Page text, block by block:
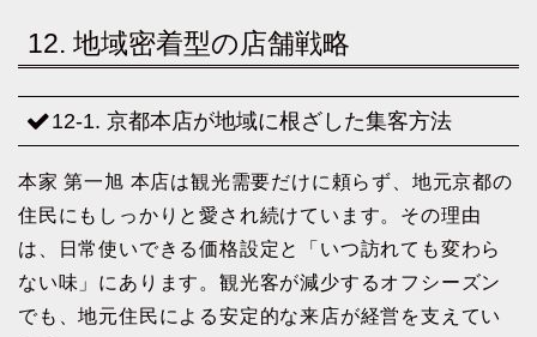
12. 地域密着型の店舗戦略
12-1. 京都本店が地域に根ざした集客方法
本家 第一旭 本店は観光需要だけに頼らず、地元京都の
住民にもしっかりと愛され続けています。その理由
は、日常使いできる価格設定と「いつ訪れても変わら
ない味」にあります。観光客が減少するオフシーズン
でも、地元住民による安定的な来店が経営を支えてい